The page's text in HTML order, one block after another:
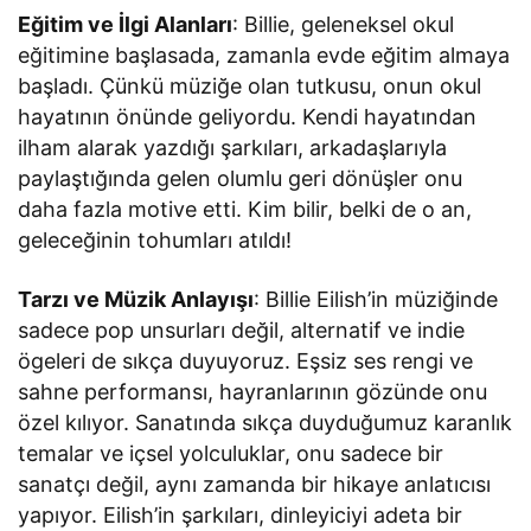
Eğitim ve İlgi Alanları: Billie, geleneksel okul
eğitimine başlasada, zamanla evde eğitim almaya
başladı. Çünkü müziğe olan tutkusu, onun okul
hayatının önünde geliyordu. Kendi hayatından
ilham alarak yazdığı şarkıları, arkadaşlarıyla
paylaştığında gelen olumlu geri dönüşler onu
daha fazla motive etti. Kim bilir, belki de o an,
geleceğinin tohumları atıldı!
Tarzı ve Müzik Anlayışı: Billie Eilish’in müziğinde
sadece pop unsurları değil, alternatif ve indie
ögeleri de sıkça duyuyoruz. Eşsiz ses rengi ve
sahne performansı, hayranlarının gözünde onu
özel kılıyor. Sanatında sıkça duyduğumuz karanlık
temalar ve içsel yolculuklar, onu sadece bir
sanatçı değil, aynı zamanda bir hikaye anlatıcısı
yapıyor. Eilish’in şarkıları, dinleyiciyi adeta bir